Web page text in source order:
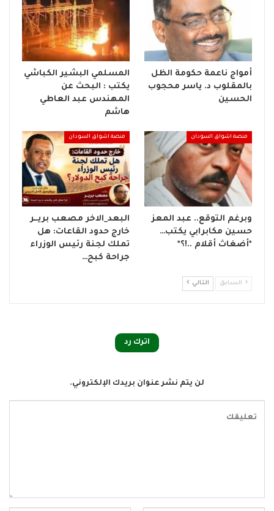
أمواج ناعمة حكومة الظل
بالمقلوب د. ياسر محجوب
الحسين
المسلمي البشير الكباشي
يكتب : البحث عن
المهندس عبد العاطي
هاشم
منصة اشواق السودان
وبرغم التوقع.. عبد المعز
حسين مكابرابي يكتب…
*أضغاث أقلام ..!؟*
منصة اشواق السودان
البعد_الاخر مصعب بريــر
خارج حدود القاعات: هل
تملك لجنة رئيس الوزراء
جراحة كبح…
السابق التالي
اترك رد
لن يتم نشر عنوان بريدك الإلكتروني.